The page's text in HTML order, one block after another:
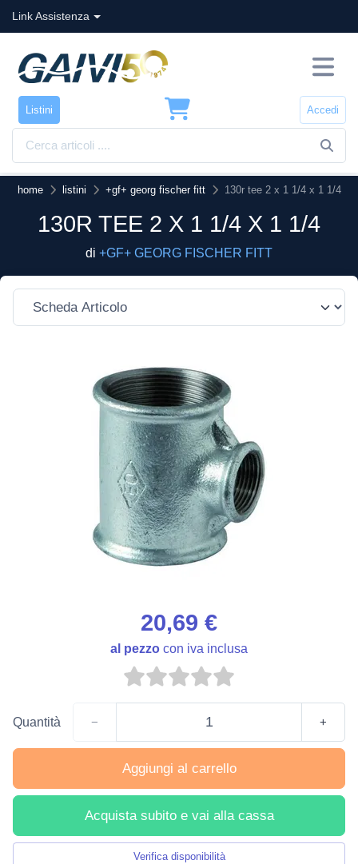
Link Assistenza
Listini Accedi
home listini +gf+ georg fischer fitt 130r tee 2 x 1 1/4 x 1 1/4
130R TEE 2 X 1 1/4 X 1 1/4
di +GF+ GEORG FISCHER FITT
20,69 €
al pezzo con iva inclusa
Quantità − +
Aggiungi al carrello
Acquista subito e vai alla cassa
Verifica disponibilità